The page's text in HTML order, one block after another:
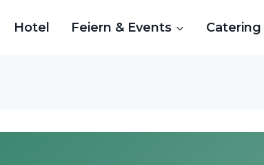
Hotel Feiern & Events Catering